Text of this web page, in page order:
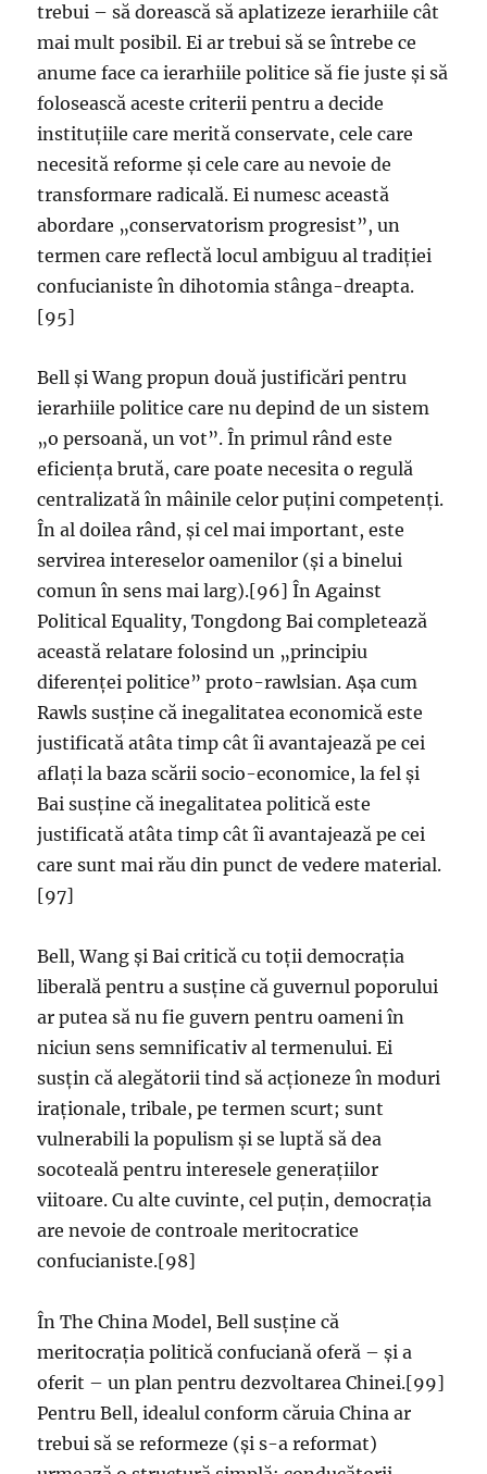
trebui – să dorească să aplatizeze ierarhiile cât
mai mult posibil. Ei ar trebui să se întrebe ce
anume face ca ierarhiile politice să fie juste și să
folosească aceste criterii pentru a decide
instituțiile care merită conservate, cele care
necesită reforme și cele care au nevoie de
transformare radicală. Ei numesc această
abordare „conservatorism progresist”, un
termen care reflectă locul ambiguu al tradiției
confucianiste în dihotomia stânga-dreapta.
[95]
Bell și Wang propun două justificări pentru
ierarhiile politice care nu depind de un sistem
„o persoană, un vot”. În primul rând este
eficiența brută, care poate necesita o regulă
centralizată în mâinile celor puțini competenți.
În al doilea rând, și cel mai important, este
servirea intereselor oamenilor (și a binelui
comun în sens mai larg).[96] În Against
Political Equality, Tongdong Bai completează
această relatare folosind un „principiu
diferenței politice” proto-rawlsian. Așa cum
Rawls susține că inegalitatea economică este
justificată atâta timp cât îi avantajează pe cei
aflați la baza scării socio-economice, la fel și
Bai susține că inegalitatea politică este
justificată atâta timp cât îi avantajează pe cei
care sunt mai rău din punct de vedere material.
[97]
Bell, Wang și Bai critică cu toții democrația
liberală pentru a susține că guvernul poporului
ar putea să nu fie guvern pentru oameni în
niciun sens semnificativ al termenului. Ei
susțin că alegătorii tind să acționeze în moduri
iraționale, tribale, pe termen scurt; sunt
vulnerabili la populism și se luptă să dea
socoteală pentru interesele generațiilor
viitoare. Cu alte cuvinte, cel puțin, democrația
are nevoie de controale meritocratice
confucianiste.[98]
În The China Model, Bell susține că
meritocrația politică confuciană oferă – și a
oferit – un plan pentru dezvoltarea Chinei.[99]
Pentru Bell, idealul conform căruia China ar
trebui să se reformeze (și s-a reformat)